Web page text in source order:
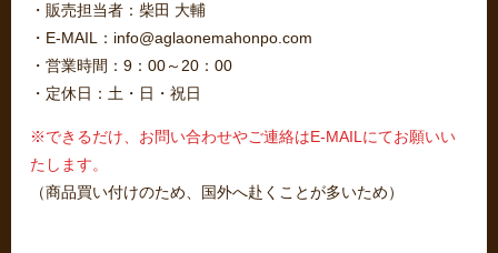
・販売担当者：柴田 大輔
・E-MAIL：info@aglaonemahonpo.com
・営業時間：9：00～20：00
・定休日：土・日・祝日
※できるだけ、お問い合わせやご連絡はE-MAILにてお願いい
たします。
（商品買い付けのため、国外へ赴くことが多いため）